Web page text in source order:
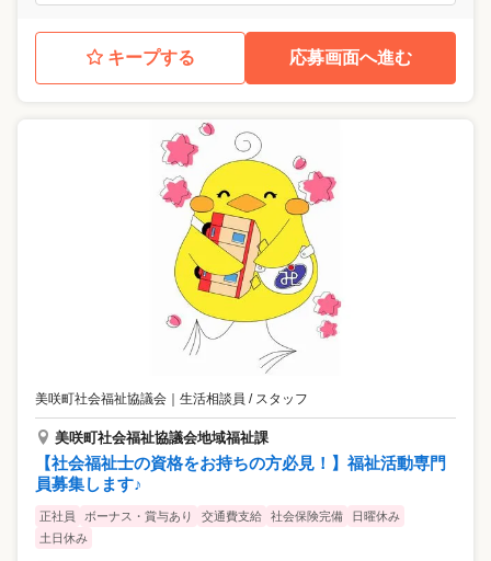
キープする 応募画面へ進む
美咲町社会福祉協議会 生活相談員 / スタッフ
美咲町社会福祉協議会地域福祉課
【社会福祉士の資格をお持ちの方必見！】福祉活動専門
員募集します♪
正社員 ボーナス・賞与あり 交通費支給 社会保険完備
日曜休み
土日休み